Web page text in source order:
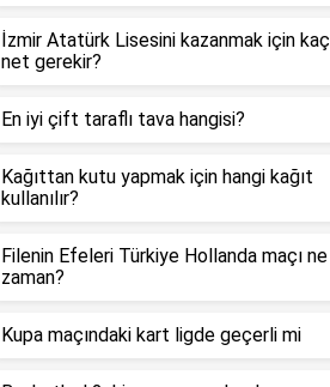
İzmir Atatürk Lisesini kazanmak için kaç
net gerekir?
En iyi çift taraflı tava hangisi?
Kağıttan kutu yapmak için hangi kağıt
kullanılır?
Filenin Efeleri Türkiye Hollanda maçı ne
zaman?
Kupa maçındaki kart ligde geçerli mi